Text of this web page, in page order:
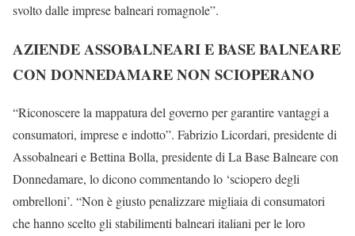
svolto dalle imprese balneari romagnole”.
AZIENDE ASSOBALNEARI E BASE BALNEARE
CON DONNEDAMARE NON SCIOPERANO
“Riconoscere la mappatura del governo per garantire vantaggi a
consumatori, imprese e indotto”. Fabrizio Licordari, presidente di
Assobalneari e Bettina Bolla, presidente di La Base Balneare con
Donnedamare, lo dicono commentando lo ‘sciopero degli
ombrelloni’. “Non è giusto penalizzare migliaia di consumatori
che hanno scelto gli stabilimenti balneari italiani per le loro